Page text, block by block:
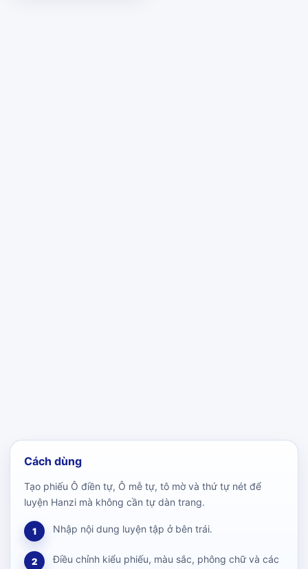
Cách dùng
Tạo phiếu Ô điền tự, Ô mễ tự, tô mờ và thứ tự nét để
luyện Hanzi mà không cần tự dàn trang.
1 Nhập nội dung luyện tập ở bên trái.
2
Điều chỉnh kiểu phiếu, màu sắc, phông chữ và các